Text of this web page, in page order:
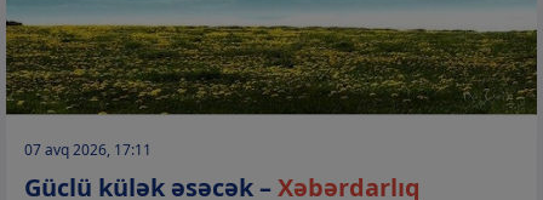
07 avq 2026, 17:11
Güclü külək əsəcək –Xəbərdarlıq